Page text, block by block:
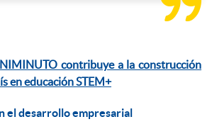
contribuye a la construcción
en educación STEM+
el desarrollo empresarial